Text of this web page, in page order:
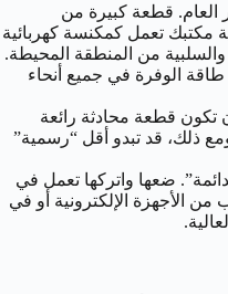
العام. قطعة كبيرة من
مكتبك تعمل كمكنسة كهربائية
من المنطقة المحيطة.
الوفرة في جميع أنحاء
قطعة محادثة رائعة
ذلك، قد تبدو أقل “رسمية”
ضعها واتركها تعمل في
من الأجهزة الإلكترونية أو في